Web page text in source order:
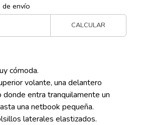
envío
CALCULAR
cómoda.
volante, una delantero
donde entra tranquilamente un
una netbook pequeña.
laterales elastizados.